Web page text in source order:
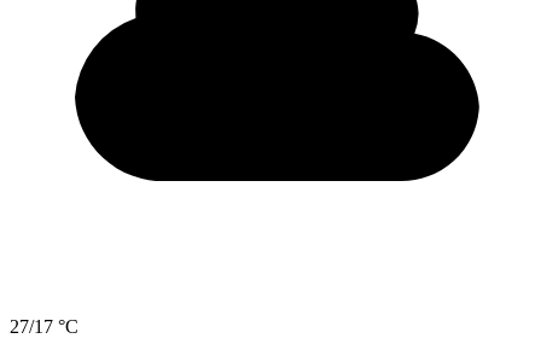
27/17 °C